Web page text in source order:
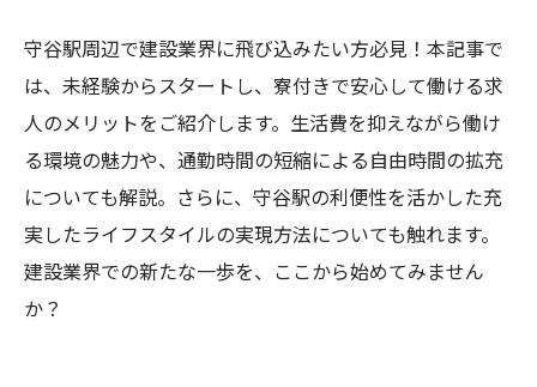
守谷駅周辺で建設業界に飛び込みたい方必見！本記事で
は、未経験からスタートし、寮付きで安心して働ける求
人のメリットをご紹介します。生活費を抑えながら働け
る環境の魅力や、通勤時間の短縮による自由時間の拡充
についても解説。さらに、守谷駅の利便性を活かした充
実したライフスタイルの実現方法についても触れます。
建設業界での新たな一歩を、ここから始めてみません
か？